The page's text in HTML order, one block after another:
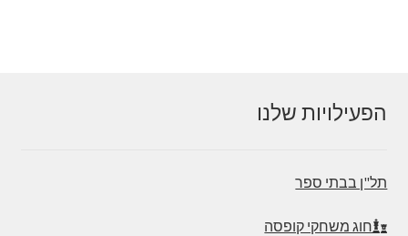
הפעילויות שלנו
תל"ן בבתי ספר
חוג משחקי קופסה